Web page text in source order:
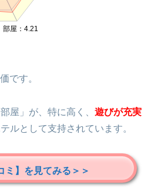
部屋：4.21
です。
屋」が、特に高く、 遊びが充実
ルとして支持されています。
ミ】を見てみる＞＞